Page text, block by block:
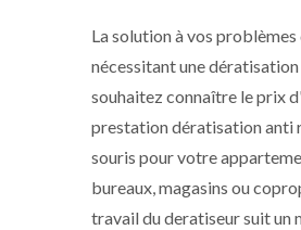
La solution à vos problèmes
nécessitant une dératisation
souhaitez connaître le prix
prestation dératisation anti
souris pour votre
bureaux, magasins ou
travail du deratiseur suit un